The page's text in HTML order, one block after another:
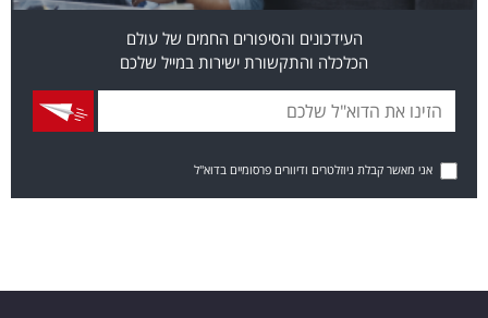
העידכונים והסיפורים החמים של עולם
הכלכלה והתקשורת ישירות במייל שלכם
אני מאשר קבלת ניוזלטרים ודיוורים פרסומיים בדוא"ל